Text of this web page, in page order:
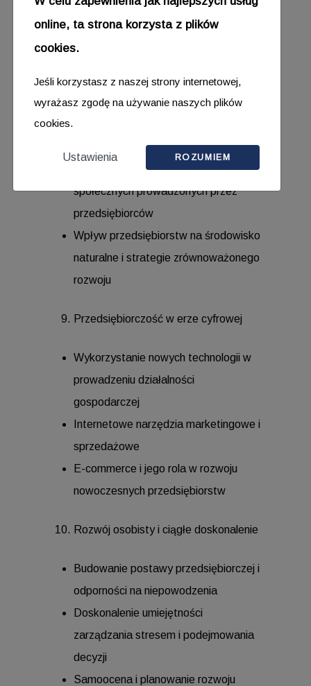
Rola przedsiębiorczości społecznej w
Przykłady projektów i inicjatyw
społecznych prowadzonych przez
przedsiębiorców
Wpływ przedsiębiorstw na środowisko
naturalne i strategie zrównoważonego
rozwoju
Przedsiębiorczość w erze cyfrowej
Wykorzystanie nowych technologii w
prowadzeniu działalności
gospodarczej
Internetowe narzędzia marketingowe i
sprzedażowe
E-commerce i jego rola w rozwoju
nowoczesnych przedsiębiorstw
Rozwój osobisty i ciągłe doskonalenie
Budowanie postawy przedsiębiorczej i
odporności na niepowodzenia
Doskonalenie umiejętności
zarządzania stresem i podejmowania
decyzji
Samoocena i planowanie rozwoju
online, ta strona korzysta z plików
cookies.
Jeśli korzystasz z naszej strony internetowej,
wyrażasz zgodę na używanie naszych plików
cookies.
Ustawienia ROZUMIEM